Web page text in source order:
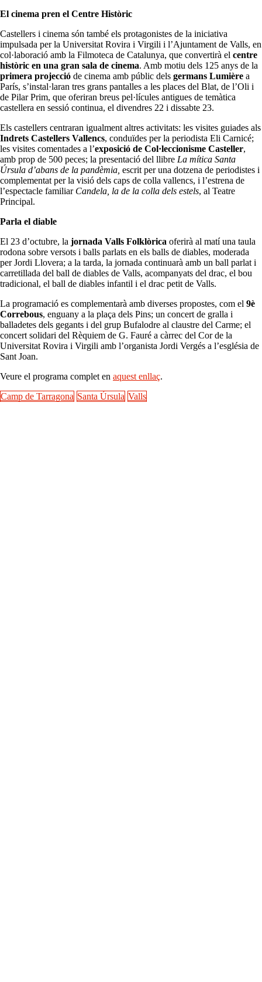
El cinema pren el Centre Històric
Castellers i cinema són també els protagonistes de la iniciativa
impulsada per la Universitat Rovira i Virgili i l’Ajuntament de Valls, en
col·laboració amb la Filmoteca de Catalunya, que convertirà el centre
històric en una gran sala de cinema. Amb motiu dels 125 anys de la
primera projecció de cinema amb públic dels germans Lumière a
París, s’instal·laran tres grans pantalles a les places del Blat, de l’Oli i
de Pilar Prim, que oferiran breus pel·lícules antigues de temàtica
castellera en sessió continua, el divendres 22 i dissabte 23.
Els castellers centraran igualment altres activitats: les visites guiades als
Indrets Castellers Vallencs, conduïdes per la periodista Eli Carnicé;
les visites comentades a l’exposició de Col·leccionisme Casteller,
amb prop de 500 peces; la presentació del llibre La mítica Santa
Úrsula d’abans de la pandèmia, escrit per una dotzena de periodistes i
complementat per la visió dels caps de colla vallencs, i l’estrena de
l’espectacle familiar Candela, la de la colla dels estels, al Teatre
Principal.
Parla el diable
El 23 d’octubre, la jornada Valls Folklòrica oferirà al matí una taula
rodona sobre versots i balls parlats en els balls de diables, moderada
per Jordi Llovera; a la tarda, la jornada continuarà amb un ball parlat i
carretillada del ball de diables de Valls, acompanyats del drac, el bou
tradicional, el ball de diables infantil i el drac petit de Valls.
La programació es complementarà amb diverses propostes, com el 9è
Correbous, enguany a la plaça dels Pins; un concert de gralla i
balladetes dels gegants i del grup Bufalodre al claustre del Carme; el
concert solidari del Rèquiem de G. Fauré a càrrec del Cor de la
Universitat Rovira i Virgili amb l’organista Jordi Vergés a l’església de
Sant Joan.
Veure el programa complet en aquest enllaç.
Camp de Tarragona Santa Úrsula Valls